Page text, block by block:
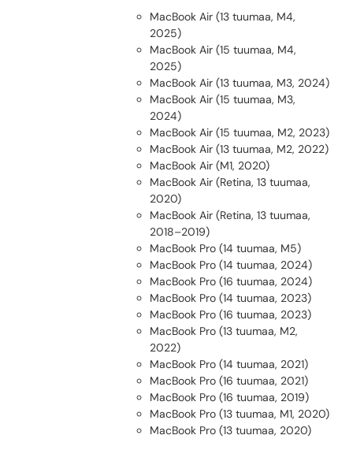
MacBook Air (13 tuumaa, M4,
2025)
MacBook Air (15 tuumaa, M4,
2025)
MacBook Air (13 tuumaa, M3, 2024)
MacBook Air (15 tuumaa, M3,
2024)
MacBook Air (15 tuumaa, M2, 2023)
MacBook Air (13 tuumaa, M2, 2022)
MacBook Air (M1, 2020)
MacBook Air (Retina, 13 tuumaa,
2020)
MacBook Air (Retina, 13 tuumaa,
2018–2019)
MacBook Pro (14 tuumaa, M5)
MacBook Pro (14 tuumaa, 2024)
MacBook Pro (16 tuumaa, 2024)
MacBook Pro (14 tuumaa, 2023)
MacBook Pro (16 tuumaa, 2023)
MacBook Pro (13 tuumaa, M2,
2022)
MacBook Pro (14 tuumaa, 2021)
MacBook Pro (16 tuumaa, 2021)
MacBook Pro (16 tuumaa, 2019)
MacBook Pro (13 tuumaa, M1, 2020)
MacBook Pro (13 tuumaa, 2020)